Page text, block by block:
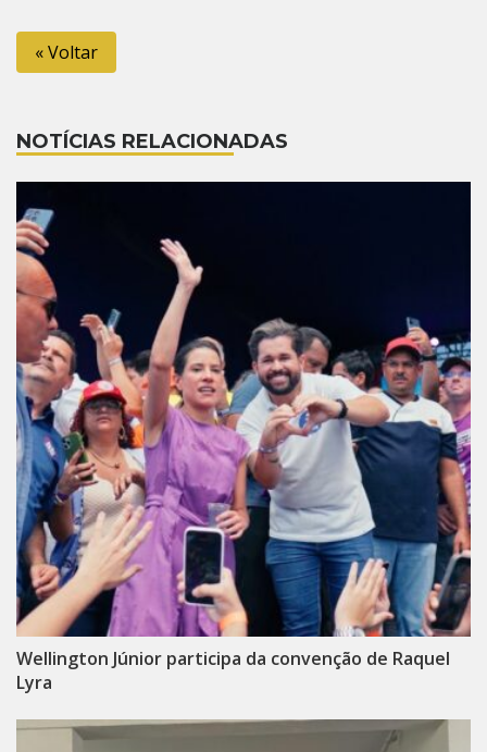
« Voltar
NOTÍCIAS RELACIONADAS
Wellington Júnior participa da convenção de Raquel
Lyra